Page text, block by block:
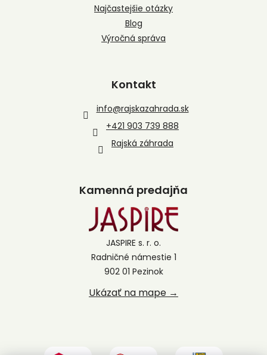
Najčastejšie otázky
Blog
Výročná správa
Kontakt
info@rajskazahrada.sk
+421 903 739 888
Rajská záhrada
Kamenná predajňa
JASPIRE s. r. o.
Radničné námestie 1
902 01 Pezinok
Ukázať na mape →